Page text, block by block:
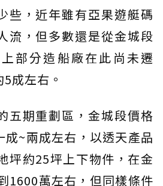
些，近年雖有亞果遊艇碼
流，但多數還是從金城段
部分造船廠在此尚未遷
成左右。
五期重劃區，金城段價格
成~兩成左右，以透天產品
坪約25坪上下物件，在金
1600萬左右，但同樣條件